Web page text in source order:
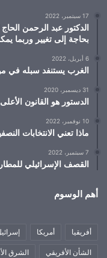
17 سبتمبر، 2022
الدكتور عبد الرحمن
بحاجة إلى تغيير وربما
6 أبريل، 2022
الغرب يستنفد سبله في
31 ديسمبر، 2020
الدستور هو القانون
10 نوفمبر، 2022
ماذا تعني الانتخابات النصفية لعام
7 سبتمبر، 2022
القصف الإسرائيلي
أهم الوسوم
أفريقيا أمريكا
الشأن الأفريقي الشرق